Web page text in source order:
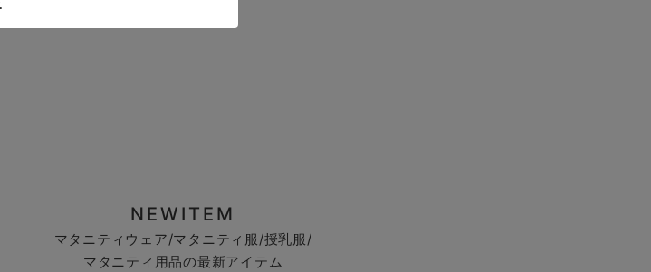
NEWITEM
マタニティウェア/マタニティ服/授乳服/
マタニティ用品の最新アイテム